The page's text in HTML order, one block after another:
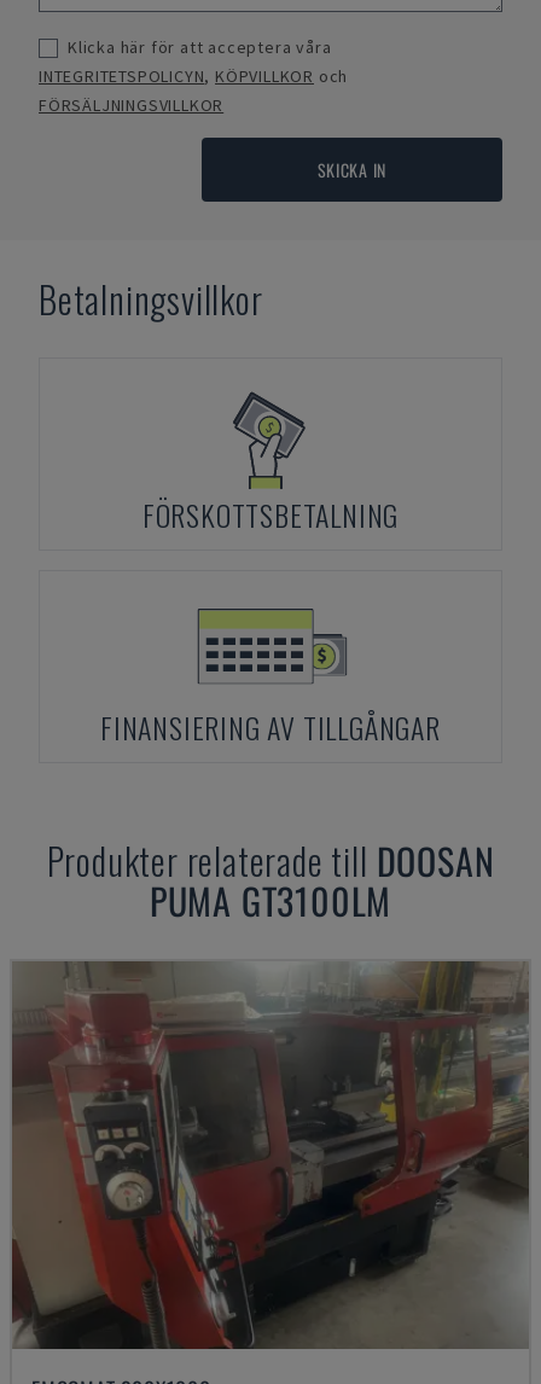
Klicka här för att acceptera våra
INTEGRITETSPOLICYN, KÖPVILLKOR och
FÖRSÄLJNINGSVILLKOR
SKICKA IN
Betalningsvillkor
FÖRSKOTTSBETALNING
FINANSIERING AV TILLGÅNGAR
Produkter relaterade till DOOSAN
PUMA GT3100LM